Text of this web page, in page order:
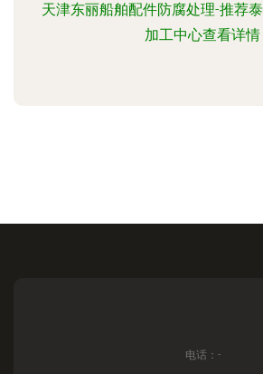
天津东丽船舶配件防腐处理-推荐
加工中心查看详情
电话：-